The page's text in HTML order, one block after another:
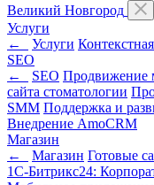
Великий Новгород
Услуги
←
Услуги
SEO
←
SEO Продвижение
сайта стоматологии
SMM Поддержка и
Внедрение AmoCRM
Магазин
←
Магазин Готовые
1С-Битрикс24: